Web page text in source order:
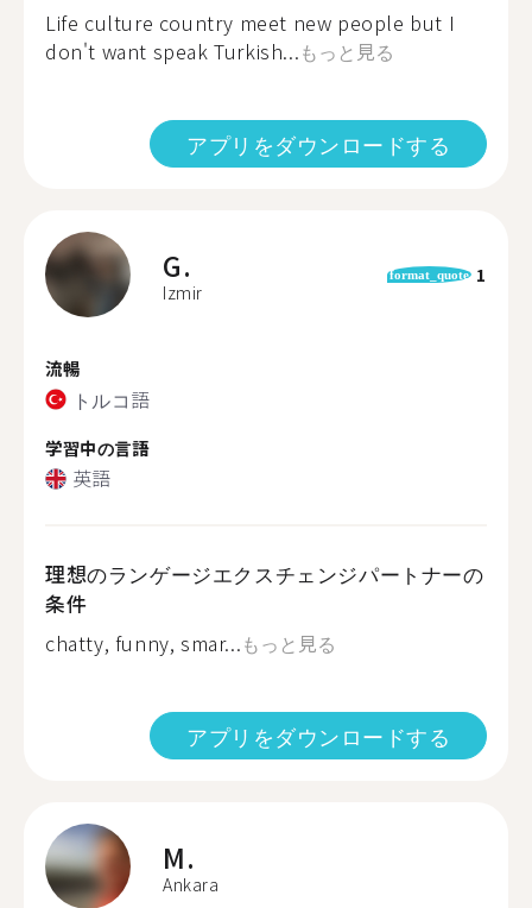
Life culture country meet new people but I
don't want speak Turkish...もっと見る
アプリをダウンロードする
G.
Izmir
format_quote 1
流暢
トルコ語
学習中の言語
英語
理想のランゲージエクスチェンジパートナーの
条件
chatty, funny, smar...もっと見る
アプリをダウンロードする
M.
Ankara